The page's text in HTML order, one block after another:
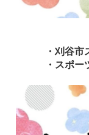
【午前
・刈谷市スポ
・スポーツ推